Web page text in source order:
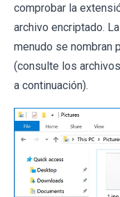
comprobar la
archivo encriptado.
menudo se nombran
(consulte los
a continuación).